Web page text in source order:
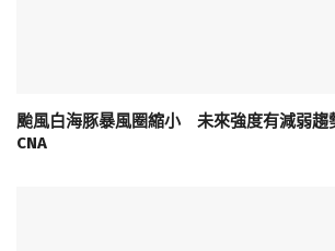
颱風白海豚暴風圈縮小 未來強度有減弱趨
CNA